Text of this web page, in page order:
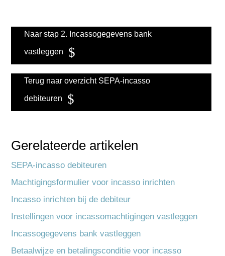
Naar stap 2. Incassogegevens bank
vastleggen
Terug naar overzicht SEPA-incasso
debiteuren
Gerelateerde artikelen
SEPA-incasso debiteuren
Machtigingsformulier voor incasso inrichten
Incasso inrichten bij de debiteur
Instellingen voor incassomachtigingen vastleggen
Incassogegevens bank vastleggen
Betaalwijze en betalingsconditie voor incasso